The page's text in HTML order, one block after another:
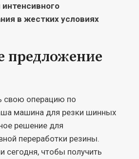
в жестких условиях
предложение
свою операцию по
машина для резки шинных
решение для
переработки резины.
сегодня, чтобы получить